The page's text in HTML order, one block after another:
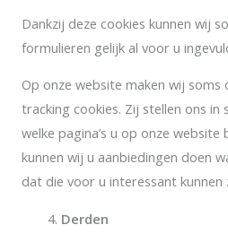
Dankzij deze cookies kunnen wij
formulieren gelijk al voor u
Op onze website maken wij soms
tracking cookies. Zij stellen ons
welke pagina’s u op onze
kunnen wij u aanbiedingen doen
dat die voor u interessant kunnen
Derden